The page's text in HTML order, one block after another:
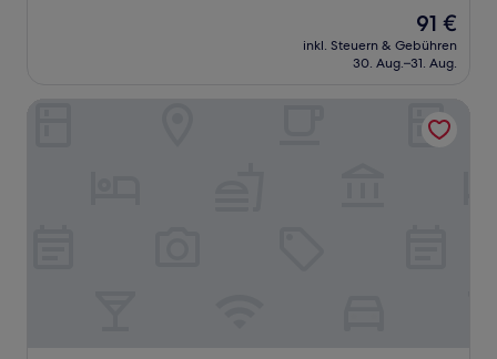
Der
Preis
beträgt
91 €
inkl. Steuern & Gebühren
30. Aug.–31. Aug.